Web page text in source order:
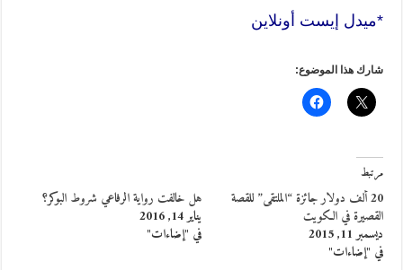
*ميدل إيست أونلاين
شارك هذا الموضوع:
مرتبط
20 ألف دولار جائزة “الملتقى” للقصة
القصيرة في الكويت
ديسمبر 11, 2015
في "إضاءات"
هل خالفت رواية الرفاعي شروط البوكر؟
يناير 14, 2016
في "إضاءات"